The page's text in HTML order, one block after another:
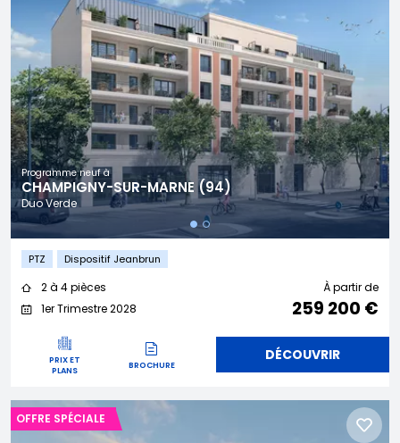
Programme neuf à
CHAMPIGNY-SUR-MARNE (94)
Duo Verde
PTZ Dispositif Jeanbrun
2 à 4 pièces
1er Trimestre 2028
À partir de
259 200 €
PRIX ET
PLANS
BROCHURE
DÉCOUVRIR
OFFRE SPÉCIALE